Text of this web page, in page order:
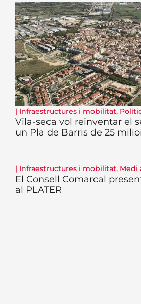
| Infraestructures i mobilitat,
Vila-seca vol reinventar el
un Pla de Barris de 25
| Infraestructures i mobilitat, Medi
El Consell Comarcal
al PLATER